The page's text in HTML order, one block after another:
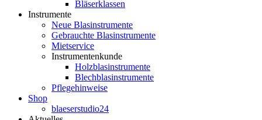
Bläserklassen
Instrumente
Neue Blasinstrumente
Gebrauchte Blasinstrumente
Mietservice
Instrumentenkunde
Holzblasinstrumente
Blechblasinstrumente
Pflegehinweise
Shop
blaeserstudio24